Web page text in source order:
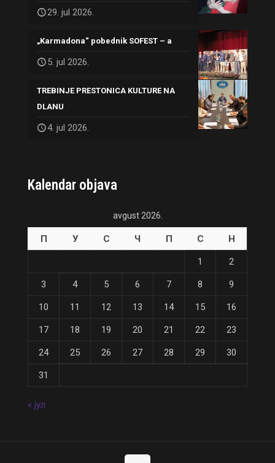
29. jul 2026.
„Karmadona“ pobednik SOFEST – a
5. jul 2026.
TREBINJE PRESTONICA KULTURE NA
DLANU
4. jul 2026.
Kalendar objava
avgust 2026.
П У С Ч П С Н
1 2
3 4 5 6 7 8 9
10 11 12 13 14 15 16
17 18 19 20 21 22 23
24 25 26 27 28 29 30
31
« јул